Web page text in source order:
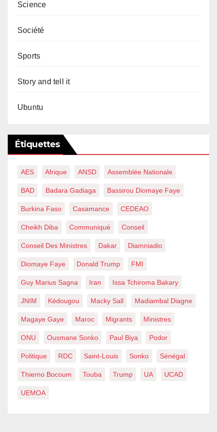
Science
Société
Sports
Story and tell it
Ubuntu
Étiquettes
AES Afrique ANSD Assemblée Nationale
BAD Badara Gadiaga Bassirou Diomaye Faye
Burkina Faso Casamance CEDEAO
Cheikh Diba Communiqué Conseil
Conseil Des Ministres Dakar Diamniadio
Diomaye Faye Donald Trump FMI
Guy Marius Sagna Iran Issa Tchiroma Bakary
JNIM Kédougou Macky Sall Madiambal Diagne
Magaye Gaye Maroc Migrants Ministres
ONU Ousmane Sonko Paul Biya Podor
Politique RDC Saint-Louis Sonko Sénégal
Thierno Bocoum Touba Trump UA UCAD
UEMOA